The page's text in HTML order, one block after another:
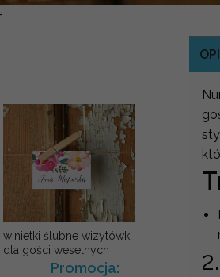
winietki ślubne wizytówki
dla gości weselnych
Promocja:
2.